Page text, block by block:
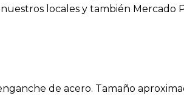
locales y también Mercado
de acero. Tamaño